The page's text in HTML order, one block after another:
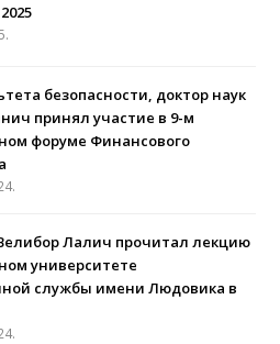
безопасности, доктор наук
принял участие в 9-м
форуме Финансового
Лалич прочитал лекцию
университете
службы имени Людовика в